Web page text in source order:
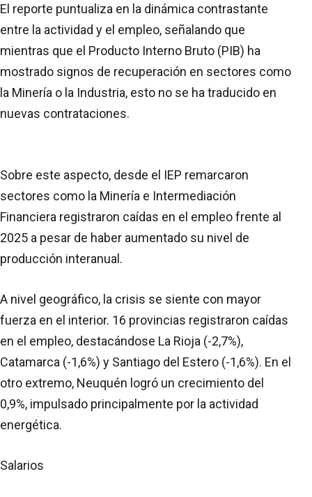
El reporte puntualiza en la dinámica contrastante
entre la actividad y el empleo, señalando que
mientras que el Producto Interno Bruto (PIB) ha
mostrado signos de recuperación en sectores como
la Minería o la Industria, esto no se ha traducido en
nuevas contrataciones.
Sobre este aspecto, desde el IEP remarcaron
sectores como la Minería e Intermediación
Financiera registraron caídas en el empleo frente al
2025 a pesar de haber aumentado su nivel de
producción interanual.
A nivel geográfico, la crisis se siente con mayor
fuerza en el interior. 16 provincias registraron caídas
en el empleo, destacándose La Rioja (-2,7%),
Catamarca (-1,6%) y Santiago del Estero (-1,6%). En el
otro extremo, Neuquén logró un crecimiento del
0,9%, impulsado principalmente por la actividad
energética.
Salarios